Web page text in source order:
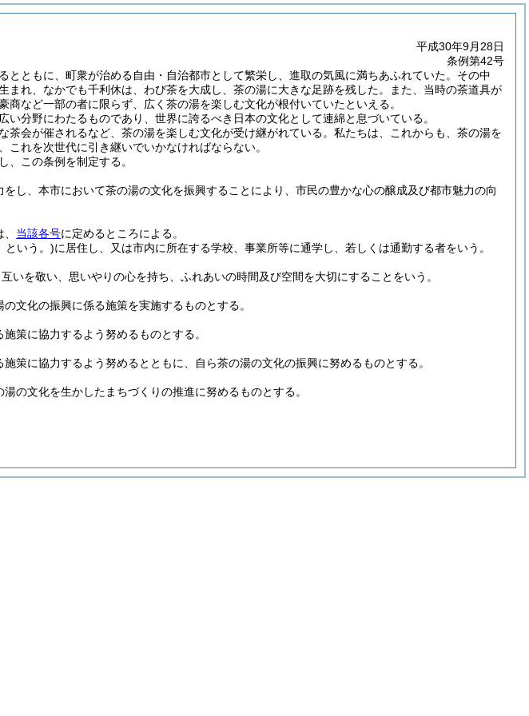
平成30年9月28日
条例第42号
とともに、町衆が治める自由・自治都市として繁栄し、進取の気風に満ちあふれていた。その中
まれ、なかでも千利休は、わび茶を大成し、茶の湯に大きな足跡を残した。また、当時の茶道具が
など一部の者に限らず、広く茶の湯を楽しむ文化が根付いていたといえる。
分野にわたるものであり、世界に誇るべき日本の文化として連綿と息づいている。
茶会が催されるなど、茶の湯を楽しむ文化が受け継がれている。私たちは、これからも、茶の湯を
れを次世代に引き継いでいかなければならない。
、この条例を制定する。
し、本市において茶の湯の文化を振興することにより、市民の豊かな心の醸成及び都市魅力の向
当該各号に定めるところによる。
という。)に居住し、又は市内に所在する学校、事業所等に通学し、若しくは通勤する者をいう。
を敬い、思いやりの心を持ち、ふれあいの時間及び空間を大切にすることをいう。
文化の振興に係る施策を実施するものとする。
策に協力するよう努めるものとする。
策に協力するよう努めるとともに、自ら茶の湯の文化の振興に努めるものとする。
の文化を生かしたまちづくりの推進に努めるものとする。